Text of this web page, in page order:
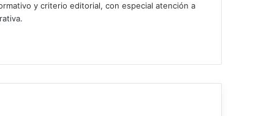
y criterio editorial, con especial atención a